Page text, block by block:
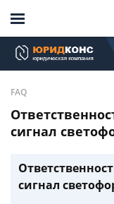
FAQ
сигнал
сигнал